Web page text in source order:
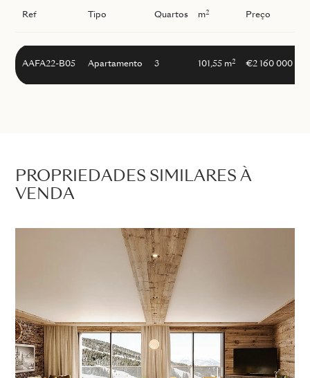
Ref Tipo Quartos m2 Preço
AAFA22-B05 Apartamento 3 101,55 m2 €2 160 000
PROPRIEDADES SIMILARES À
VENDA